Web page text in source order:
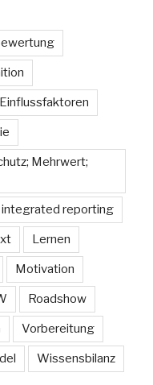
Einflussfaktoren
Mehrwert;
integrated reporting
Lernen
Motivation
Roadshow
Vorbereitung
Wissensbilanz